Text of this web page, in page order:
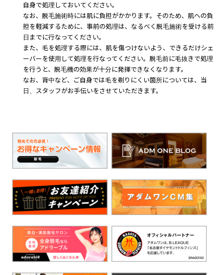
自身で処理しておいてください。
なお、脱毛施術時には肌に負担がかかります。そのため、肌への負
担を軽減するために、事前の処理は、なるべく脱毛施術を受ける前
日までに行なってください。
また、毛を処理する際には、肌を傷つけないよう、できるだけシェ
ーバーを使用して処理を行なってください。脱毛前に毛抜きで処理
を行うと、脱毛機の効果が十分に発揮できなくなります。
なお、背中など、ご自身では毛を剃りにくい箇所については、当
日、スタッフがお手伝いをさせていただきます。